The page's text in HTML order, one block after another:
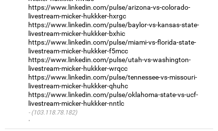
https://www.linkedin.com/pulse/arizona-vs-colorado-
livestream-micker-hukkker-hxrgc
https://www.linkedin.com/pulse/baylor-vs-kansas-state-
livestream-micker-hukkker-bxhic
https://www.linkedin.com/pulse/miami-vs-florida-state-
livestream-micker-hukkker-f5mcc
https://www.linkedin.com/pulse/utah-vs-washington-
livestream-micker-hukkker-wrqcc
https://www.linkedin.com/pulse/tennessee-vs-missouri-
livestream-micker-hukkker-qhuhc
https://www.linkedin.com/pulse/oklahoma-state-vs-ucf-
livestream-micker-hukkker-nntlc
(103.118.78.182)
·